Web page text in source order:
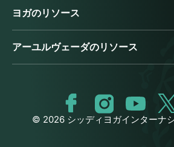
ヨガのリソース
アーユルヴェーダのリソース
© 2026 シッディヨガインターナ